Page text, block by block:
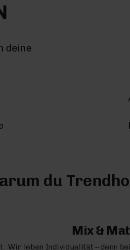
deine
du
Mix &
Wir leben Individualität – denn